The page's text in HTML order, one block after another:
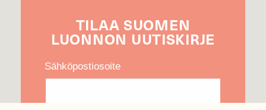
TILAA SUOMEN
LUONNON UUTIS­KIRJE
Sähköpostiosoite